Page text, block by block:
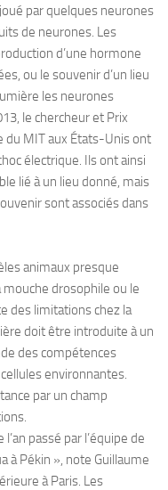
par quelques neurones
de neurones. Les
d’une hormone
ou le souvenir d’un lieu
les neurones
le chercheur et Prix
du MIT aux États-Unis ont
électrique. Ils ont ainsi
lié à un lieu donné, mais
sont associés dans
animaux presque
mouche drosophile ou le
des limitations chez la
doit être introduite à un
des compétences
environnantes.
par un champ
passé par l’équipe de
à Pékin », note Guillaume
à Paris. Les